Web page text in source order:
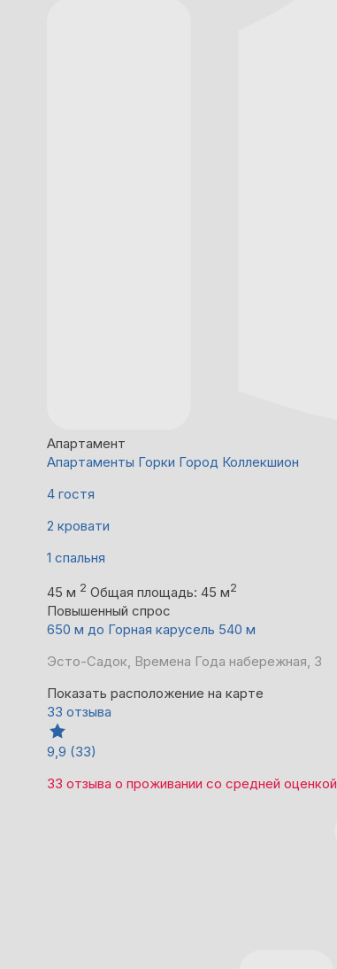
Апартамент
Апартаменты Горки Город Коллекшион
4 гостя
2 кровати
1 спальня
45 м 2 Общая площадь: 45 м2
Повышенный спрос
650 м до Горная карусель 540 м
Эсто-Садок, Времена Года набережная, 3
Показать расположение на карте
33 отзыва
9,9 (33)
33 отзыва о проживании со средней оценкой